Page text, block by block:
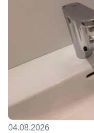
04.08.2026